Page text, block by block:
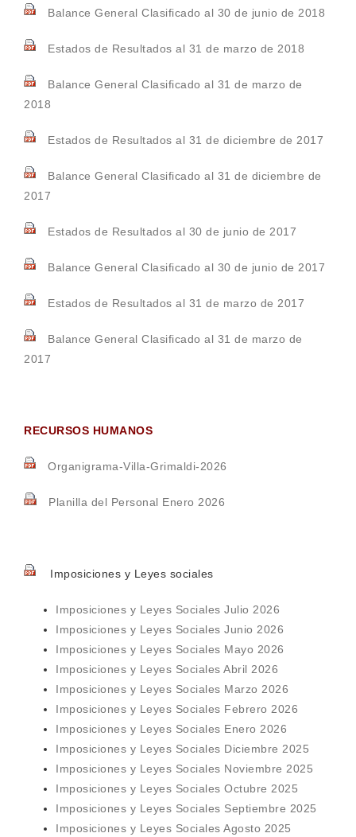
Balance General Clasificado al 30 de junio de 2018
Estados de Resultados al 31 de marzo de 2018
Balance General Clasificado al 31 de marzo de
2018
Estados de Resultados al 31 de diciembre de 2017
Balance General Clasificado al 31 de diciembre de
2017
Estados de Resultados al 30 de junio de 2017
Balance General Clasificado al 30 de junio de 2017
Estados de Resultados al 31 de marzo de 2017
Balance General Clasificado al 31 de marzo de
2017
RECURSOS HUMANOS
Organigrama-Villa-Grimaldi-2026
Planilla del Personal Enero 2026
Imposiciones y Leyes sociales
Imposiciones y Leyes Sociales Julio 2026
Imposiciones y Leyes Sociales Junio 2026
Imposiciones y Leyes Sociales Mayo 2026
Imposiciones y Leyes Sociales Abril 2026
Imposiciones y Leyes Sociales Marzo 2026
Imposiciones y Leyes Sociales Febrero 2026
Imposiciones y Leyes Sociales Enero 2026
Imposiciones y Leyes Sociales Diciembre 2025
Imposiciones y Leyes Sociales Noviembre 2025
Imposiciones y Leyes Sociales Octubre 2025
Imposiciones y Leyes Sociales Septiembre 2025
Imposiciones y Leyes Sociales Agosto 2025